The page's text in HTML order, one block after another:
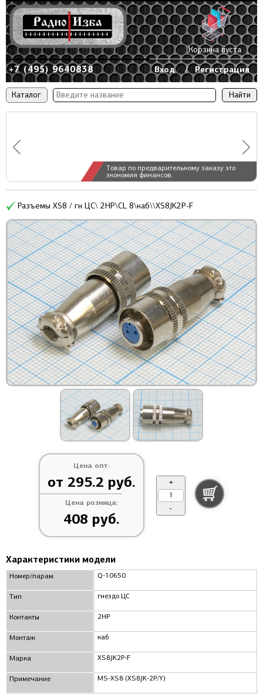
Каталог
Товар по предварительному заказу это
экономия финансов.
+7 (495) 9640838 Вход / Регистрация
Корзина пуста
Разъемы XS8 / гн ЦС\ 2HP\CL 8\каб\\XS8JK2P-F
Цена опт:
от 295.2 руб.
Цена розница:
408 руб.
+
-
Характеристики модели
Номер/парам.
Тип
Контакты
Монтаж
Марка
Примечание
Q-10650
гнездо ЦС
2HP
каб
XS8JK2P-F
MS-XS8 (XS8JK-2P/Y)